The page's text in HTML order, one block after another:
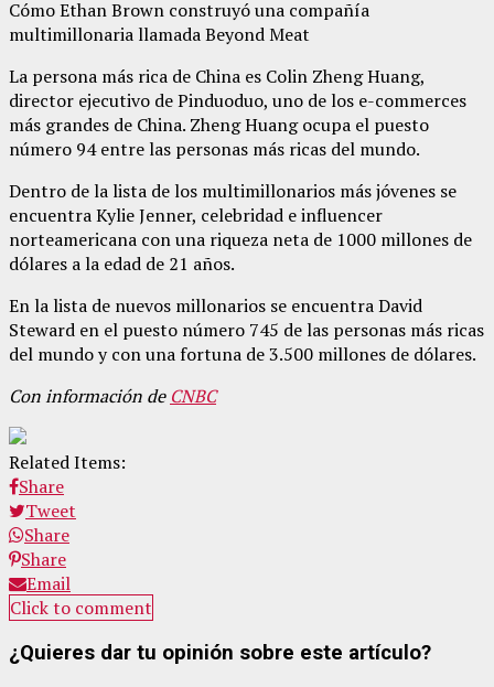
Cómo Ethan Brown construyó una compañía
multimillonaria llamada Beyond Meat
La persona más rica de China es Colin Zheng Huang,
director ejecutivo de Pinduoduo, uno de los e-commerces
más grandes de China. Zheng Huang ocupa el puesto
número 94 entre las personas más ricas del mundo.
Dentro de la lista de los multimillonarios más jóvenes se
encuentra Kylie Jenner, celebridad e influencer
norteamericana con una riqueza neta de 1000 millones de
dólares a la edad de 21 años.
En la lista de nuevos millonarios se encuentra David
Steward en el puesto número 745 de las personas más ricas
del mundo y con una fortuna de 3.500 millones de dólares.
Con información de CNBC
Related Items:
Share
Tweet
Share
Share
Email
Click to comment
¿Quieres dar tu opinión sobre este artículo?